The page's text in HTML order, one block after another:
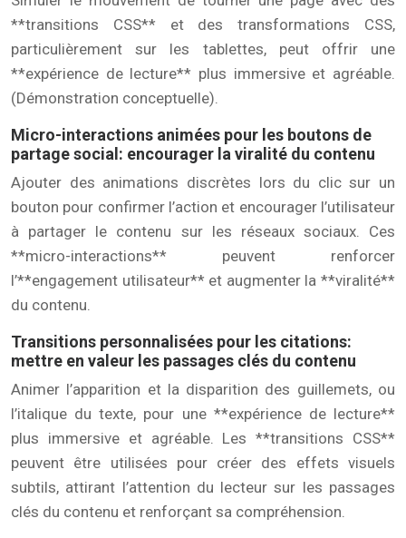
**transitions CSS** et des transformations CSS,
particulièrement sur les tablettes, peut offrir une
**expérience de lecture** plus immersive et agréable.
(Démonstration conceptuelle).
Micro-interactions animées pour les boutons de
partage social: encourager la viralité du contenu
Ajouter des animations discrètes lors du clic sur un
bouton pour confirmer l’action et encourager l’utilisateur
à partager le contenu sur les réseaux sociaux. Ces
**micro-interactions** peuvent renforcer
l’**engagement utilisateur** et augmenter la **viralité**
du contenu.
Transitions personnalisées pour les citations:
mettre en valeur les passages clés du contenu
Animer l’apparition et la disparition des guillemets, ou
l’italique du texte, pour une **expérience de lecture**
plus immersive et agréable. Les **transitions CSS**
peuvent être utilisées pour créer des effets visuels
subtils, attirant l’attention du lecteur sur les passages
clés du contenu et renforçant sa compréhension.